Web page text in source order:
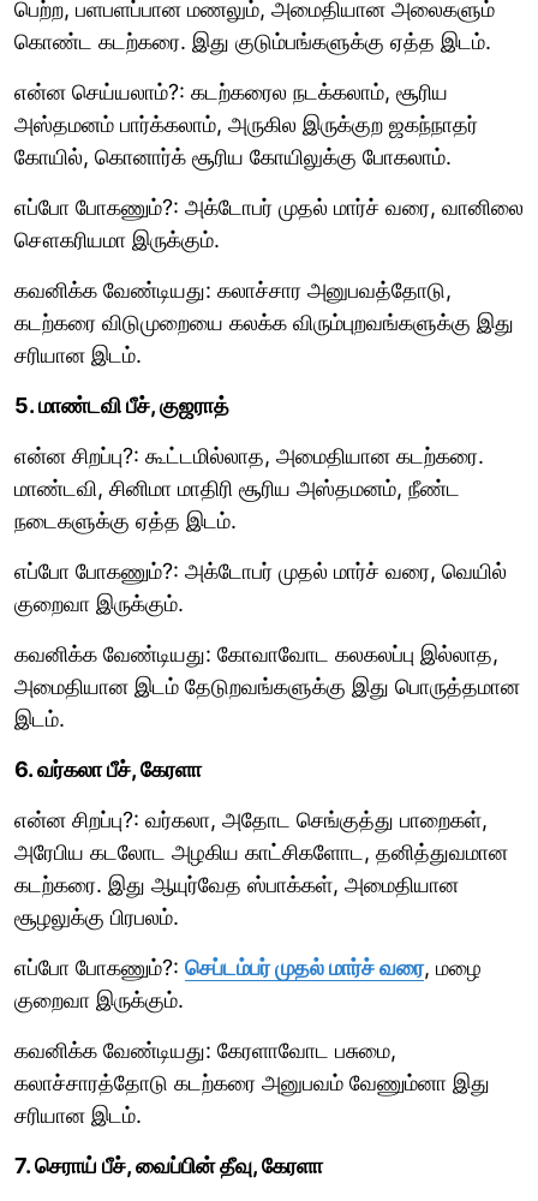
பெற்ற, பளபளப்பான மணலும், அமைதியான அலைகளும்
கொண்ட கடற்கரை. இது குடும்பங்களுக்கு ஏத்த இடம்.
என்ன செய்யலாம்?: கடற்கரைல நடக்கலாம், சூரிய
அஸ்தமனம் பார்க்கலாம், அருகில இருக்குற ஜகந்நாதர்
கோயில், கொனார்க் சூரிய கோயிலுக்கு போகலாம்.
எப்போ போகணும்?: அக்டோபர் முதல் மார்ச் வரை, வானிலை
சௌகரியமா இருக்கும்.
கவனிக்க வேண்டியது: கலாச்சார அனுபவத்தோடு,
கடற்கரை விடுமுறையை கலக்க விரும்புறவங்களுக்கு இது
சரியான இடம்.
5. மாண்டவி பீச், குஜராத்
என்ன சிறப்பு?: கூட்டமில்லாத, அமைதியான கடற்கரை.
மாண்டவி, சினிமா மாதிரி சூரிய அஸ்தமனம், நீண்ட
நடைகளுக்கு ஏத்த இடம்.
எப்போ போகணும்?: அக்டோபர் முதல் மார்ச் வரை, வெயில்
குறைவா இருக்கும்.
கவனிக்க வேண்டியது: கோவாவோட கலகலப்பு இல்லாத,
அமைதியான இடம் தேடுறவங்களுக்கு இது பொருத்தமான
இடம்.
6. வர்கலா பீச், கேரளா
என்ன சிறப்பு?: வர்கலா, அதோட செங்குத்து பாறைகள்,
அரேபிய கடலோட அழகிய காட்சிகளோட, தனித்துவமான
கடற்கரை. இது ஆயுர்வேத ஸ்பாக்கள், அமைதியான
சூழலுக்கு பிரபலம்.
எப்போ போகணும்?: செப்டம்பர் முதல் மார்ச் வரை, மழை
குறைவா இருக்கும்.
கவனிக்க வேண்டியது: கேரளாவோட பசுமை,
கலாச்சாரத்தோடு கடற்கரை அனுபவம் வேணும்னா இது
சரியான இடம்.
7. செராய் பீச், வைப்பின் தீவு, கேரளா